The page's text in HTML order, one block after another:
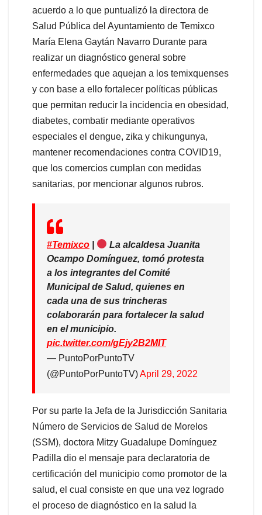
acuerdo a lo que puntualizó la directora de
Salud Pública del Ayuntamiento de Temixco
María Elena Gaytán Navarro Durante para
realizar un diagnóstico general sobre
enfermedades que aquejan a los temixquenses
y con base a ello fortalecer políticas públicas
que permitan reducir la incidencia en obesidad,
diabetes, combatir mediante operativos
especiales el dengue, zika y chikungunya,
mantener recomendaciones contra COVID19,
que los comercios cumplan con medidas
sanitarias, por mencionar algunos rubros.
#Temixco
La alcaldesa Juanita
Ocampo Domínguez, tomó protesta
a los integrantes del Comité
Municipal de Salud, quienes en
cada una de sus trincheras
colaborarán para fortalecer la salud
en el municipio.
pic.twitter.com/gEjy2B2MIT
— PuntoPorPuntoTV
(@PuntoPorPuntoTV)April 29, 2022
Por su parte la Jefa de la Jurisdicción Sanitaria
Número de Servicios de Salud de Morelos
(SSM), doctora Mitzy Guadalupe Domínguez
Padilla dio el mensaje para declaratoria de
certificación del municipio como promotor de la
salud, el cual consiste en que una vez logrado
el proceso de diagnóstico en la salud la